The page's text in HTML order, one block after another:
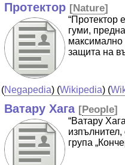
Протектор [Nature]
“Протектор
гуми,
максимално
защита на
(Negapedia) (Wikipedia) (
Ватару Хага [People]
“Ватару
изпълнител,
група